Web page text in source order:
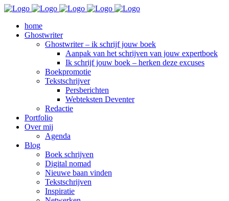
home
Ghostwriter
Ghostwriter – ik schrijf jouw boek
Aanpak van het schrijven van jouw expertboek
Ik schrijf jouw boek – herken deze excuses
Boekpromotie
Tekstschrijver
Persberichten
Webteksten Deventer
Redactie
Portfolio
Over mij
Agenda
Blog
Boek schrijven
Digital nomad
Nieuwe baan vinden
Tekstschrijven
Inspiratie